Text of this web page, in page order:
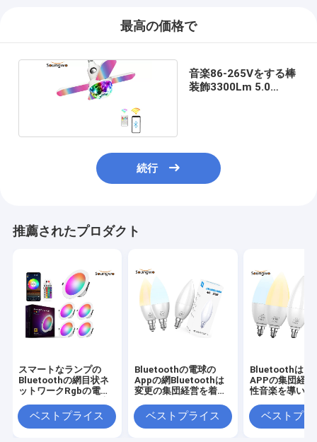
最高の価格で
音楽86-265Vをする棒
装飾3300Lm 5.0
続行
推薦されたプロダクト
スマートなランプの
Bluetoothの網目状ネ
ットワークRgbの電球
節
ベストプライス
Bluetoothの電球の
Appの網Bluetoothは
変更の集団経営を着色
ベストプライス
Bluetoothは電
APPの集団経営
性音楽を導いた
ベストプラ